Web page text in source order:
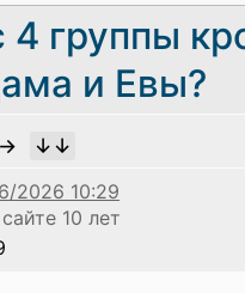
группы
и Евы?
→
10 лет